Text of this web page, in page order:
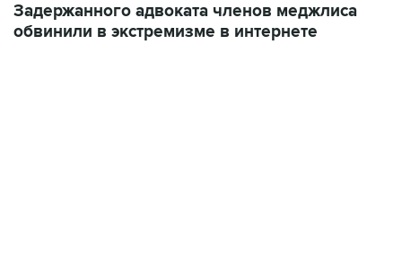
Задержанного адвоката членов меджлиса
обвинили в экстремизме в интернете